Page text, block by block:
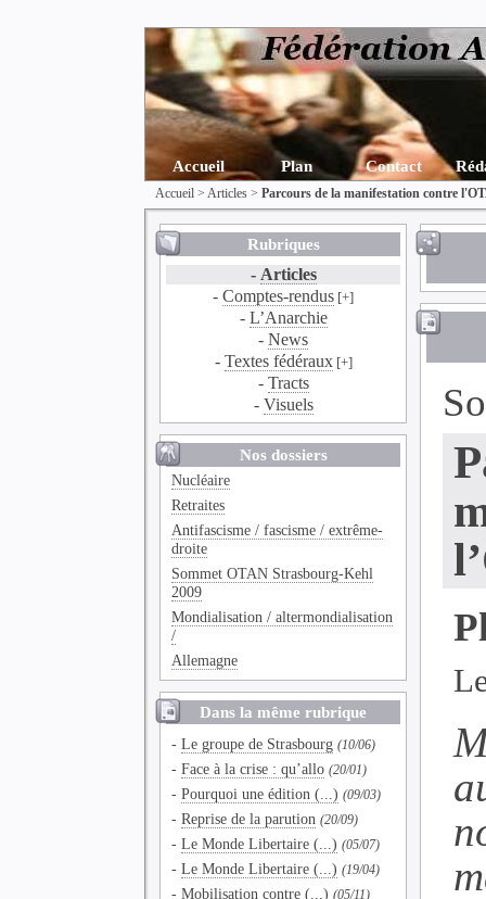
Accueil Plan Contact
Accueil >Articles >Parcours de la manifestation contre
Rubriques
- Articles
-Comptes-rendus [+]
- L’Anarchie
-News
- Textes fédéraux[+]
- Tracts
- Visuels
Nos dossiers
Nucléaire
Retraites
Antifascisme / fascisme / extrême-
droite
Sommet OTAN Strasbourg-Kehl
2009
Mondialisation / altermondialisation
/
Allemagne
Dans la même rubrique
-Le groupe de Strasbourg (10/06)
-Face à la crise : qu’allo (20/01)
-Pourquoi une édition (...) (09/03)
-Reprise de la parution (20/09)
-Le Monde Libertaire (...) (05/07)
-Le Monde Libertaire (...) (19/04)
-Mobilisation contre (...) (05/11)